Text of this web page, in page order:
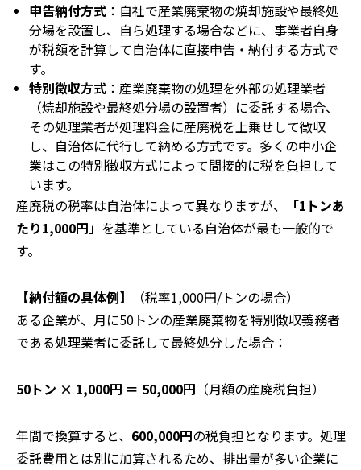
申告納付方式 ：自社で産業廃棄物の焼却施設や最終処
分場を設置し、自ら処理する場合などに、事業者自身
が税額を計算して自治体に直接申告・納付する方式で
す。
特別徴収方式 ：産業廃棄物の処理を外部の処理業者
（焼却施設や最終処分場の設置者）に委託する場合、
その処理業者が処理料金に産廃税を上乗せして徴収
し、自治体に代行して納める方式です。多くの中小企
業はこの特別徴収方式によって間接的に税を負担して
います。
産廃税の税率は自治体によって異なりますが、
「1トンあ
たり1,000円」 を基準としている自治体が最も一般的で
す。
【納付額の具体例】
（税率1,000円/トンの場合）
ある企業が、月に50トンの産業廃棄物を特別徴収義務者
である処理業者に委託して最終処分した場合：
50トン × 1,000円 ＝ 50,000円 （月額の産廃税負担）
年間で換算すると、 600,000円の税負担となります。処理
委託費用とは別に加算されるため、排出量が多い企業に